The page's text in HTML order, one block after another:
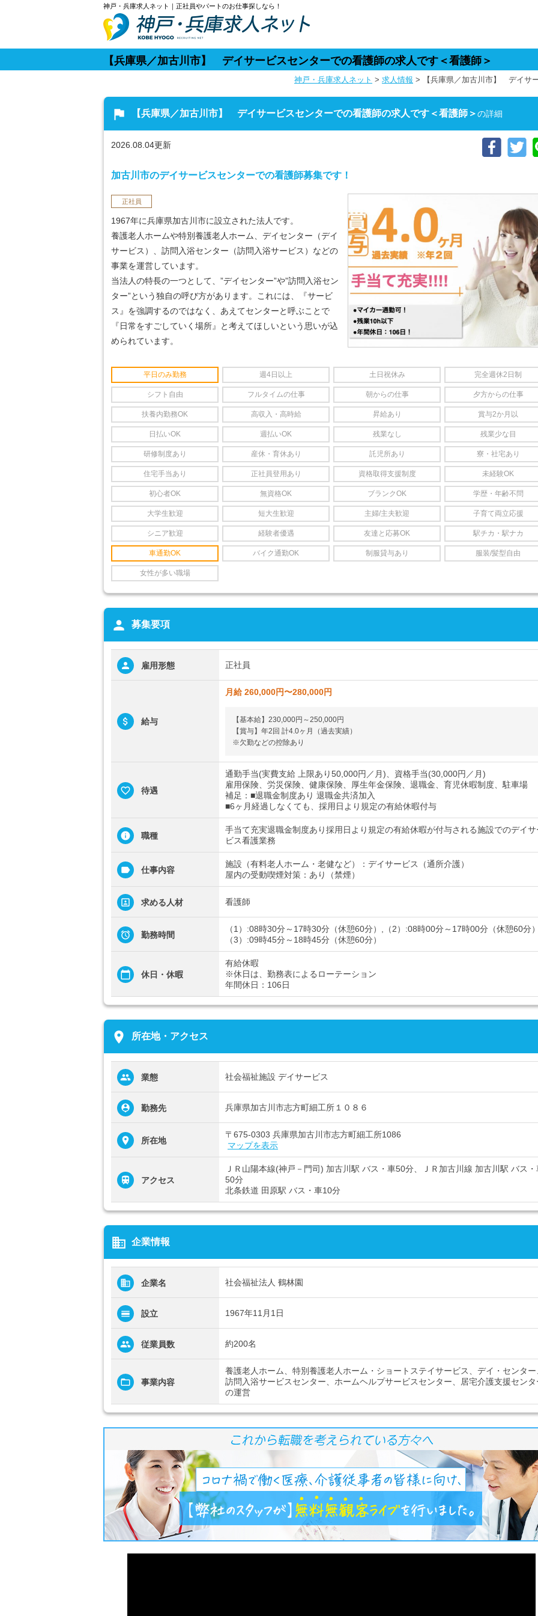
神戸・兵庫求人ネット｜正社員やパートのお仕事探しなら！
【兵庫県／加古川市】 デイサービスセンターでの看護師の求人です＜看護師＞
神戸・兵庫求人ネット > 求人情報 > 【兵庫県／加古川市】 デイサ
flag 【兵庫県／加古川市】 デイサービスセンターでの看護師の求人です＜看護師＞の詳細
2026.08.04更新
加古川市のデイサービスセンターでの看護師募集です！
正社員
1967年に兵庫県加古川市に設立された法人です。
養護老人ホームや特別養護老人ホーム、デイセンター（デイ
サービス）、訪問入浴センター（訪問入浴サービス）などの
事業を運営しています。
当法人の特長の一つとして、”デイセンター”や”訪問入浴セン
ター”という独自の呼び方があります。これには、『サービ
ス』を強調するのではなく、あえてセンターと呼ぶことで
『日常をすごしていく場所』と考えてほしいという思いが込
められています。
平日のみ勤務 週4日以上 土日祝休み 完全週休2日制
シフト自由 フルタイムの仕事 朝からの仕事 夕方からの仕事
扶養内勤務OK 高収入・高時給 昇給あり 賞与2か月以
日払いOK 週払いOK 残業なし 残業少な目
研修制度あり 産休・育休あり 託児所あり 寮・社宅あり
住宅手当あり 正社員登用あり 資格取得支援制度 未経験OK
初心者OK 無資格OK ブランクOK 学歴・年齢不問
大学生歓迎 短大生歓迎 主婦/主夫歓迎 子育て両立応援
シニア歓迎 経験者優遇 友達と応募OK 駅チカ・駅ナカ
車通勤OK バイク通勤OK 制服貸与あり 服装/髪型自由
女性が多い職場
person 募集要項
雇用形態 正社員
給与
月給 260,000円〜280,000円
【基本給】230,000円～250,000円
【賞与】年2回 計4.0ヶ月（過去実績）
※欠勤などの控除あり
待遇
通勤手当(実費支給 上限あり50,000円／月)、資格手当(30,000円／月)
雇用保険、労災保険、健康保険、厚生年金保険、退職金、育児休暇制度、駐車場
補足：■退職金制度あり 退職金共済加入
■6ヶ月経過しなくても、採用日より規定の有給休暇付与
職種
手当て充実退職金制度あり採用日より規定の有給休暇が付与される施設でのデイサ
ビス看護業務
仕事内容
施設（有料老人ホーム・老健など）：デイサービス（通所介護）
屋内の受動喫煙対策：あり（禁煙）
求める人材 看護師
勤務時間
（1）:08時30分～17時30分（休憩60分）,（2）:08時00分～17時00分（休憩60分
（3）:09時45分～18時45分（休憩60分）
休日・休暇
有給休暇
※休日は、勤務表によるローテーション
年間休日：106日
place 所在地・アクセス
業態 社会福祉施設 デイサービス
勤務先 兵庫県加古川市志方町細工所１０８６
所在地
〒675-0303 兵庫県加古川市志方町細工所1086
マップを表示
アクセス
ＪＲ山陽本線(神戸－門司) 加古川駅 バス・車50分、ＪＲ加古川線 加古川駅 バス・
50分
北条鉄道 田原駅 バス・車10分
business 企業情報
企業名 社会福祉法人 鶴林園
設立 1967年11月1日
従業員数 約200名
事業内容
養護老人ホーム、特別養護老人ホーム・ショートステイサービス、デイ・センター
訪問入浴サービスセンター、ホームヘルプサービスセンター、居宅介護支援センタ
の運営